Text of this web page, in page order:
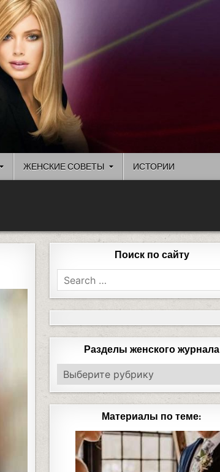
ЖЕНСКИЕ СОВЕТЫ ИСТОРИИ
Поиск по сайту
Разделы женского журнала
Материалы по теме: